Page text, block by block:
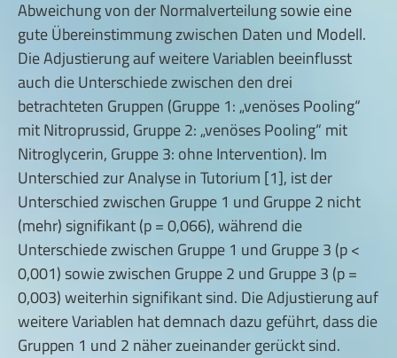
Abweichung von der Normalverteilung sowie eine
gute Übereinstimmung zwischen Daten und Modell.
Die Adjustierung auf weitere Variablen beeinflusst
auch die Unterschiede zwischen den drei
betrachteten Gruppen (Gruppe 1: „venöses Pooling“
mit Nitroprussid, Gruppe 2: „venöses Pooling“ mit
Nitroglycerin, Gruppe 3: ohne Intervention). Im
Unterschied zur Analyse in Tutorium [1], ist der
Unterschied zwischen Gruppe 1 und Gruppe 2 nicht
(mehr) signifikant (p = 0,066), während die
Unterschiede zwischen Gruppe 1 und Gruppe 3 (p <
0,001) sowie zwischen Gruppe 2 und Gruppe 3 (p =
0,003) weiterhin signifikant sind. Die Adjustierung auf
weitere Variablen hat demnach dazu geführt, dass die
Gruppen 1 und 2 näher zueinander gerückt sind.